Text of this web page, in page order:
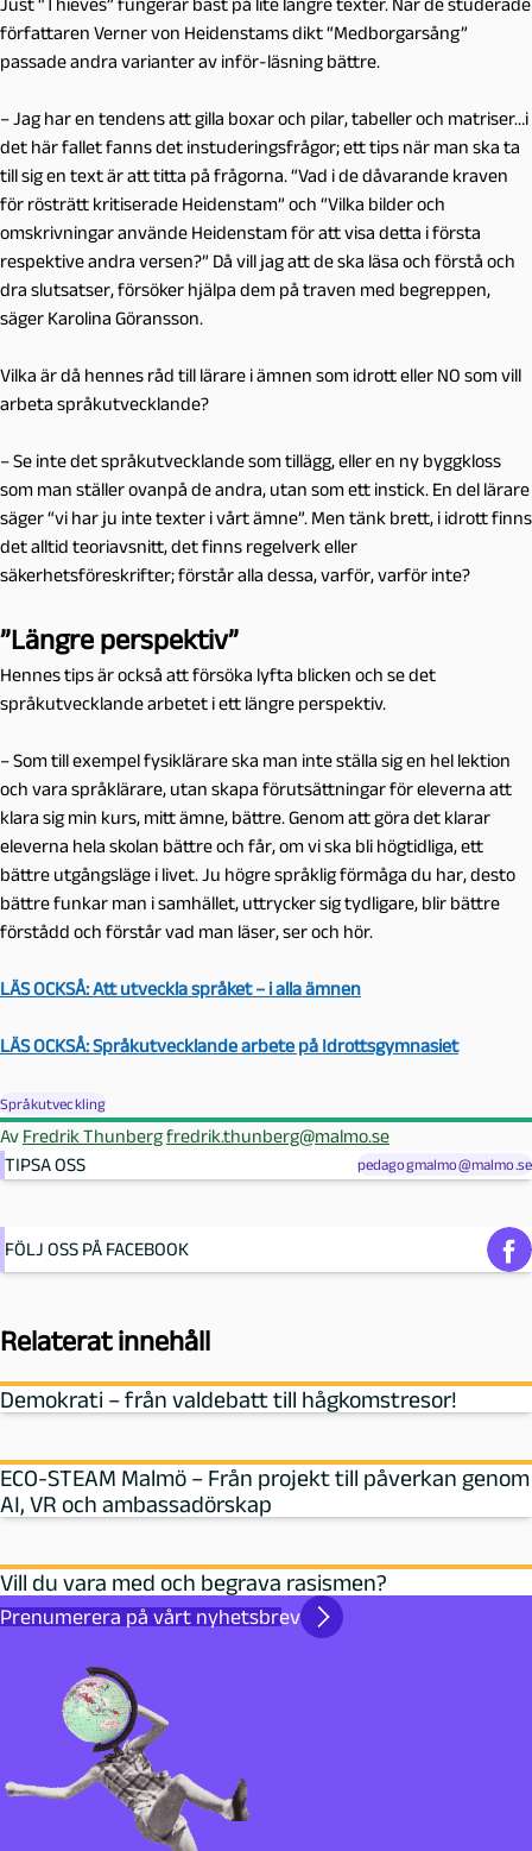
Just “Thieves” fungerar bäst på lite längre texter. När de studerade
författaren Verner von Heidenstams dikt “Medborgarsång”
passade andra varianter av inför-läsning bättre.
– Jag har en tendens att gilla boxar och pilar, tabeller och matriser…i
det här fallet fanns det instuderingsfrågor; ett tips när man ska ta
till sig en text är att titta på frågorna. “Vad i de dåvarande kraven
för rösträtt kritiserade Heidenstam” och “Vilka bilder och
omskrivningar använde Heidenstam för att visa detta i första
respektive andra versen?” Då vill jag att de ska läsa och förstå och
dra slutsatser, försöker hjälpa dem på traven med begreppen,
säger Karolina Göransson.
Vilka är då hennes råd till lärare i ämnen som idrott eller NO som vill
arbeta språkutvecklande?
– Se inte det språkutvecklande som tillägg, eller en ny byggkloss
som man ställer ovanpå de andra, utan som ett instick. En del lärare
säger “vi har ju inte texter i vårt ämne”. Men tänk brett, i idrott finns
det alltid teoriavsnitt, det finns regelverk eller
säkerhetsföreskrifter; förstår alla dessa, varför, varför inte?
”Längre perspektiv”
Hennes tips är också att försöka lyfta blicken och se det
språkutvecklande arbetet i ett längre perspektiv.
– Som till exempel fysiklärare ska man inte ställa sig en hel lektion
och vara språklärare, utan skapa förutsättningar för eleverna att
klara sig min kurs, mitt ämne, bättre. Genom att göra det klarar
eleverna hela skolan bättre och får, om vi ska bli högtidliga, ett
bättre utgångsläge i livet. Ju högre språklig förmåga du har, desto
bättre funkar man i samhället, uttrycker sig tydligare, blir bättre
förstådd och förstår vad man läser, ser och hör.
LÄS OCKSÅ: Att utveckla språket – i alla ämnen
LÄS OCKSÅ: Språkutvecklande arbete på Idrottsgymnasiet
Språkutveckling
Av Fredrik Thunbergfredrik.thunberg@malmo.se
TIPSA OSS
pedagogmalmo@malmo.se
FÖLJ OSS PÅ FACEBOOK
Relaterat innehåll
Demokrati – från valdebatt till hågkomstresor!
ECO-STEAM Malmö – Från projekt till påverkan genom
AI, VR och ambassadörskap
Vill du vara med och begrava rasismen?
Prenumerera på vårt nyhetsbrev